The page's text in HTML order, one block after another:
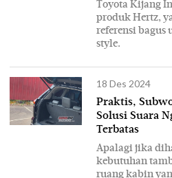
Toyota Kijang
produk Hertz,
referensi bagus
style.
18 Des 2024
Praktis,
Solusi Suara
Terbatas
Apalagi jika
kebutuhan
ruang kabin